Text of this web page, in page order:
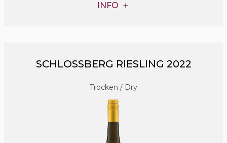
INFO
SCHLOSSBERG RIESLING 2022
Trocken / Dry